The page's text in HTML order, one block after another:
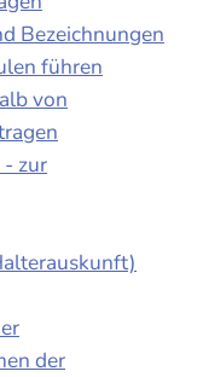
Bezeichnungen
führen
von
zur
der